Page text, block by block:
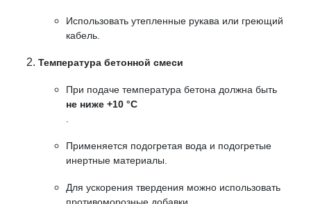
Использовать утепленные рукава или греющий
кабель.
Температура бетонной смеси
При подаче температура бетона должна быть
не ниже +10 °C
Применяется подогретая вода и подогретые
инертные материалы.
Для ускорения твердения можно использовать